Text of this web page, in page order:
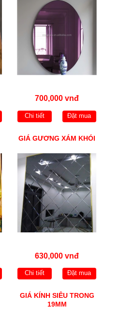
700,000 vnđ
Chi tiết Đặt mua
GIÁ GƯƠNG XÁM KHÓI
630,000 vnđ
Chi tiết Đặt mua
GIÁ KÍNH SIÊU TRONG
19MM